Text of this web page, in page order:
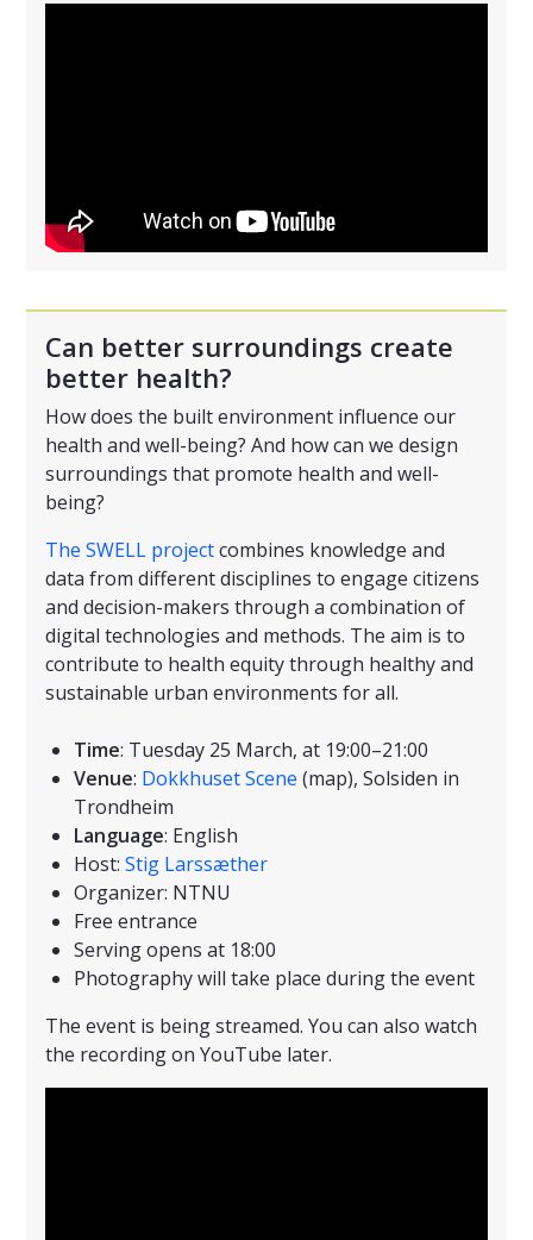
Can better surroundings create
better health?
How does the built environment influence our
health and well-being? And how can we design
surroundings that promote health and well-
being?
The SWELL projectcombines knowledge and
data from different disciplines to engage citizens
and decision-makers through a combination of
digital technologies and methods. The aim is to
contribute to health equity through healthy and
sustainable urban environments for all.
Time: Tuesday 25 March, at 19:00–21:00
Venue: Dokkhuset Scene (map), Solsiden in
Trondheim
Language: English
Host: Stig Larssæther
Organizer: NTNU
Free entrance
Serving opens at 18:00
Photography will take place during the event
The event is being streamed. You can also watch
the recording on YouTube later.